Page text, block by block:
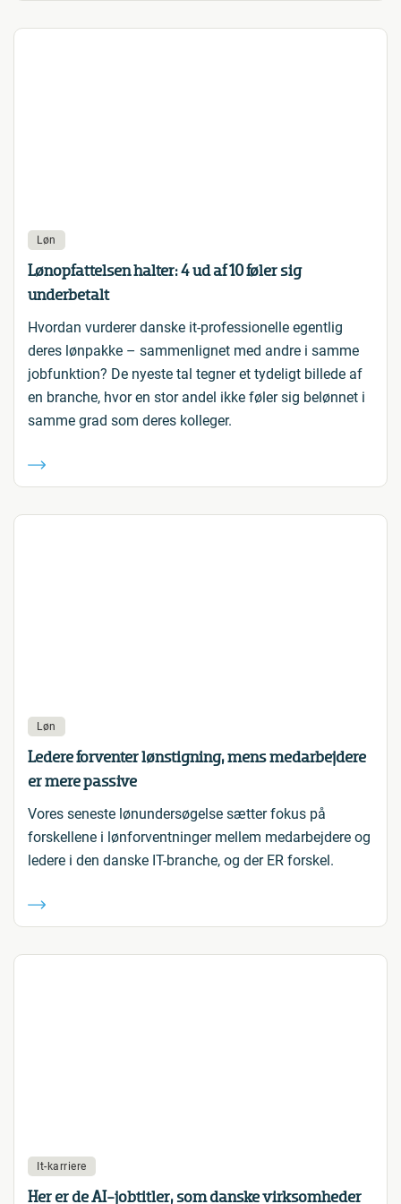
Løn
Lønopfattelsen halter: 4 ud af 10 føler sig
underbetalt
Hvordan vurderer danske it-professionelle egentlig
deres lønpakke – sammenlignet med andre i samme
jobfunktion? De nyeste tal tegner et tydeligt billede af
en branche, hvor en stor andel ikke føler sig belønnet i
samme grad som deres kolleger.
Løn
Ledere forventer lønstigning, mens medarbejdere
er mere passive
Vores seneste lønundersøgelse sætter fokus på
forskellene i lønforventninger mellem medarbejdere og
ledere i den danske IT-branche, og der ER forskel.
It-karriere
Her er de AI-jobtitler, som danske virksomheder